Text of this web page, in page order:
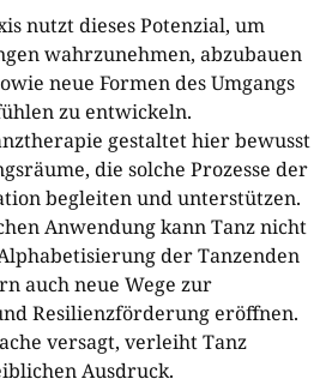
nutzt dieses Potenzial, um
wahrzunehmen, abzubauen
neue Formen des Umgangs
zu entwickeln.
gestaltet hier bewusst
die solche Prozesse der
begleiten und unterstützen.
Anwendung kann Tanz nicht
der Tanzenden
auch neue Wege zur
Resilienzförderung eröffnen.
versagt, verleiht Tanz
Ausdruck.